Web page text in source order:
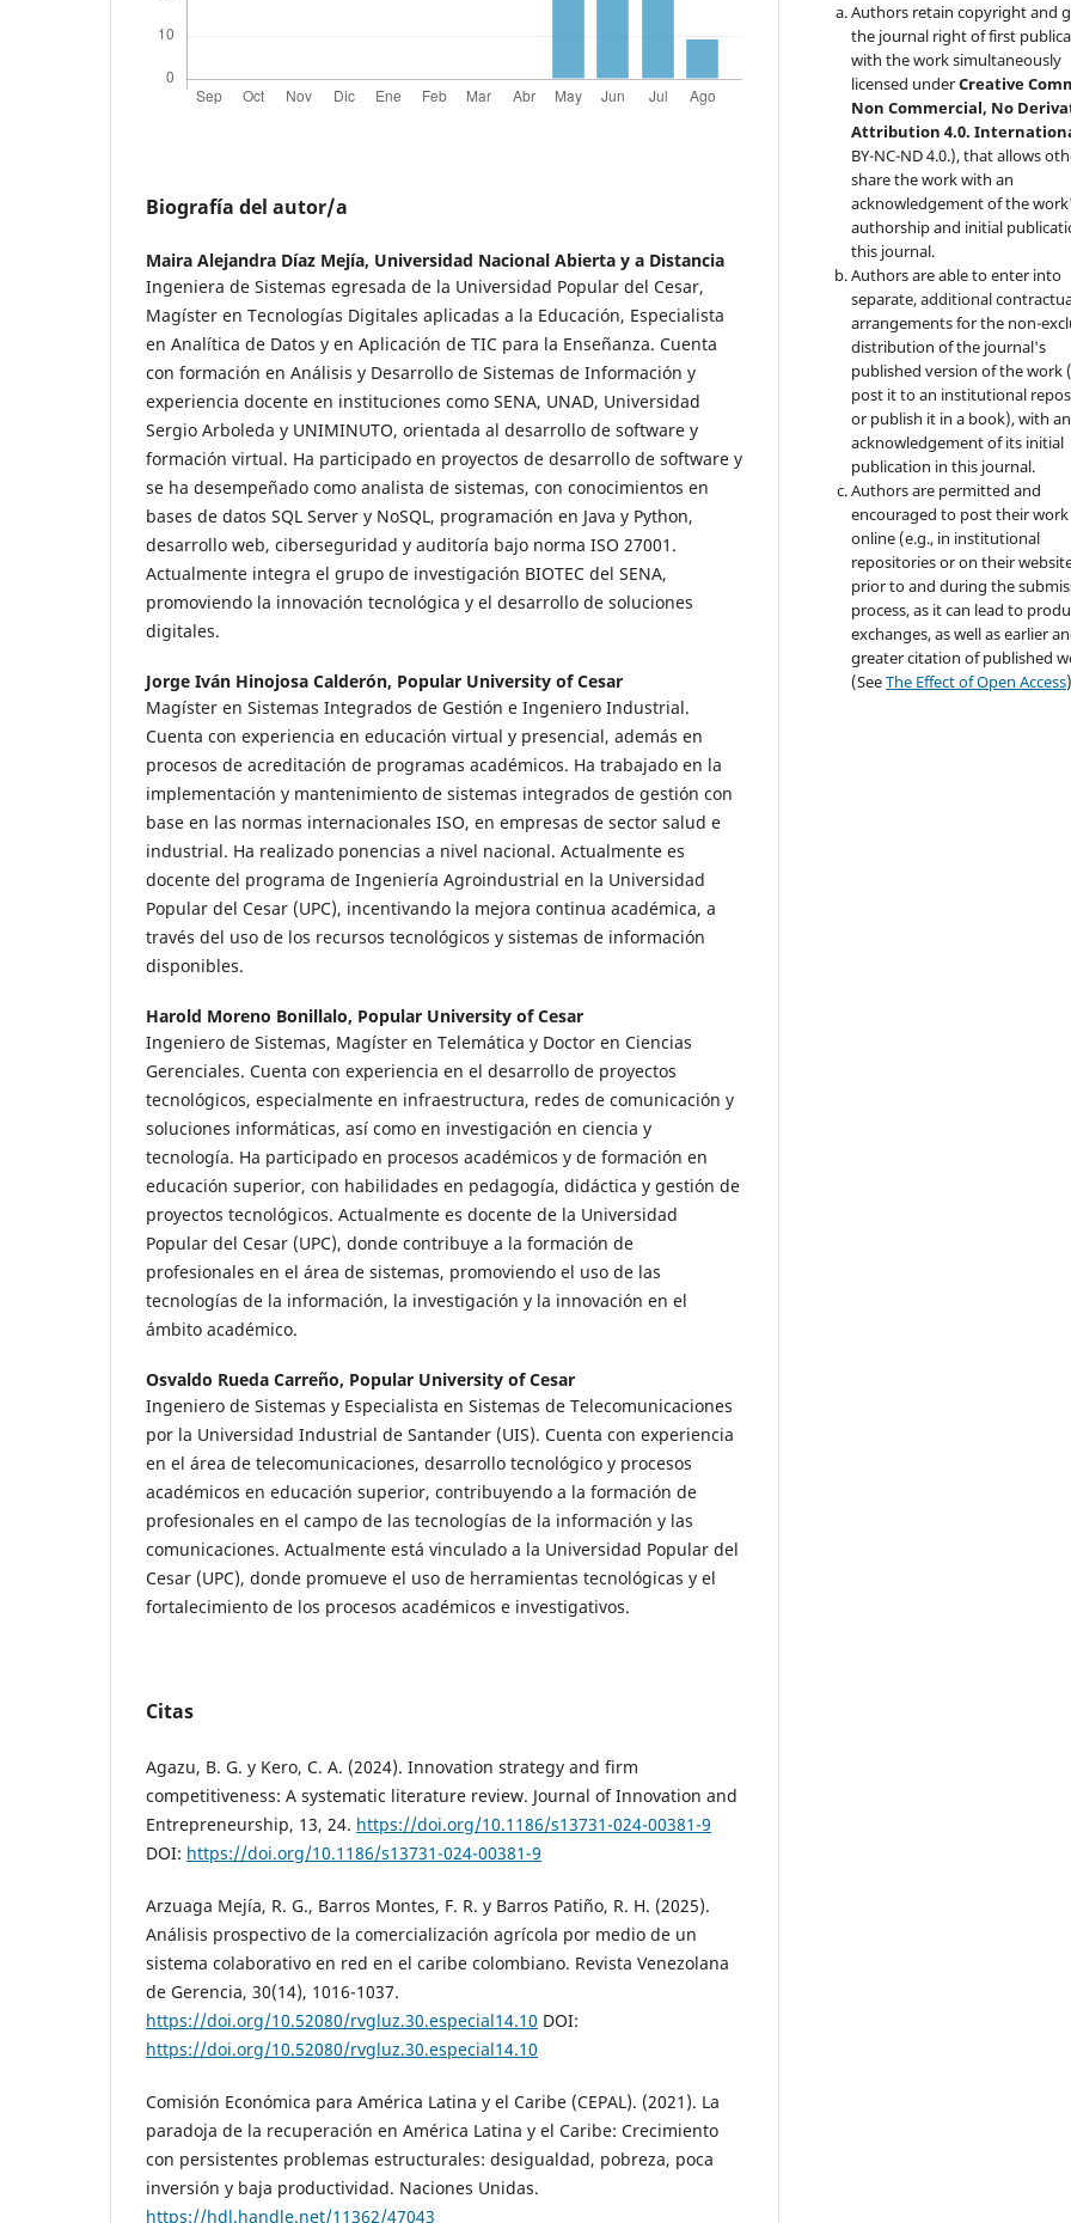
Biografía del autor/a
Maira Alejandra Díaz Mejía, Universidad Nacional Abierta y a Distancia
Ingeniera de Sistemas egresada de la Universidad Popular del Cesar,
Magíster en Tecnologías Digitales aplicadas a la Educación, Especialista
en Analítica de Datos y en Aplicación de TIC para la Enseñanza. Cuenta
con formación en Análisis y Desarrollo de Sistemas de Información y
experiencia docente en instituciones como SENA, UNAD, Universidad
Sergio Arboleda y UNIMINUTO, orientada al desarrollo de software y
formación virtual. Ha participado en proyectos de desarrollo de software y
se ha desempeñado como analista de sistemas, con conocimientos en
bases de datos SQL Server y NoSQL, programación en Java y Python,
desarrollo web, ciberseguridad y auditoría bajo norma ISO 27001.
Actualmente integra el grupo de investigación BIOTEC del SENA,
promoviendo la innovación tecnológica y el desarrollo de soluciones
digitales.
Jorge Iván Hinojosa Calderón, Popular University of Cesar
Magíster en Sistemas Integrados de Gestión e Ingeniero Industrial.
Cuenta con experiencia en educación virtual y presencial, además en
procesos de acreditación de programas académicos. Ha trabajado en la
implementación y mantenimiento de sistemas integrados de gestión con
base en las normas internacionales ISO, en empresas de sector salud e
industrial. Ha realizado ponencias a nivel nacional. Actualmente es
docente del programa de Ingeniería Agroindustrial en la Universidad
Popular del Cesar (UPC), incentivando la mejora continua académica, a
través del uso de los recursos tecnológicos y sistemas de información
disponibles.
Harold Moreno Bonillalo, Popular University of Cesar
Ingeniero de Sistemas, Magíster en Telemática y Doctor en Ciencias
Gerenciales. Cuenta con experiencia en el desarrollo de proyectos
tecnológicos, especialmente en infraestructura, redes de comunicación y
soluciones informáticas, así como en investigación en ciencia y
tecnología. Ha participado en procesos académicos y de formación en
educación superior, con habilidades en pedagogía, didáctica y gestión de
proyectos tecnológicos. Actualmente es docente de la Universidad
Popular del Cesar (UPC), donde contribuye a la formación de
profesionales en el área de sistemas, promoviendo el uso de las
tecnologías de la información, la investigación y la innovación en el
ámbito académico.
Osvaldo Rueda Carreño, Popular University of Cesar
Ingeniero de Sistemas y Especialista en Sistemas de Telecomunicaciones
por la Universidad Industrial de Santander (UIS). Cuenta con experiencia
en el área de telecomunicaciones, desarrollo tecnológico y procesos
académicos en educación superior, contribuyendo a la formación de
profesionales en el campo de las tecnologías de la información y las
comunicaciones. Actualmente está vinculado a la Universidad Popular del
Cesar (UPC), donde promueve el uso de herramientas tecnológicas y el
fortalecimiento de los procesos académicos e investigativos.
Citas
Agazu, B. G. y Kero, C. A. (2024). Innovation strategy and firm
competitiveness: A systematic literature review. Journal of Innovation and
Entrepreneurship, 13, 24. https://doi.org/10.1186/s13731-024-00381-9
DOI: https://doi.org/10.1186/s13731-024-00381-9
Arzuaga Mejía, R. G., Barros Montes, F. R. y Barros Patiño, R. H. (2025).
Análisis prospectivo de la comercialización agrícola por medio de un
sistema colaborativo en red en el caribe colombiano. Revista Venezolana
de Gerencia, 30(14), 1016-1037.
https://doi.org/10.52080/rvgluz.30.especial14.10 DOI:
https://doi.org/10.52080/rvgluz.30.especial14.10
Comisión Económica para América Latina y el Caribe (CEPAL). (2021). La
paradoja de la recuperación en América Latina y el Caribe: Crecimiento
con persistentes problemas estructurales: desigualdad, pobreza, poca
inversión y baja productividad. Naciones Unidas.
https://hdl.handle.net/11362/47043
Authors retain copyright and
the journal right of first
with the work simultaneously
licensed underCreative
Non Commercial, No
Attribution 4.0.
BY-NC-ND 4.0.), that allows
share the work with an
acknowledgement of the
authorship and initial
this journal.
Authors are able to enter into
separate, additional
arrangements for the non-
distribution of the journal's
published version of the work
post it to an institutional
or publish it in a book), with an
acknowledgement of its initial
publication in this journal.
Authors are permitted and
encouraged to post their work
online (e.g., in institutional
repositories or on their
prior to and during the
process, as it can lead to
exchanges, as well as earlier
greater citation of published
(SeeThe Effect of Open Access